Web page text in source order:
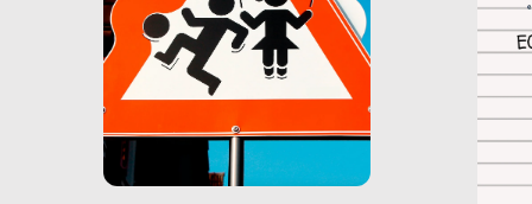
frattura. Questo reportage
nasce dall’idea che guerre
e crisi penetrino nel tessuto
più intimo delle società per
alterarne le molecole
professionali – e, attraverso
esse, il senso stesso della
gravità.